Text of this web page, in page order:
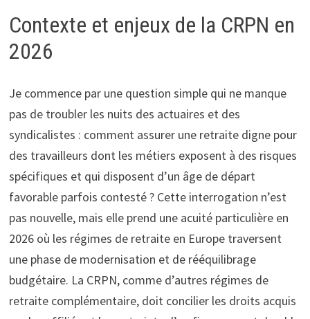
Contexte et enjeux de la CRPN en
2026
Je commence par une question simple qui ne manque
pas de troubler les nuits des actuaires et des
syndicalistes : comment assurer une retraite digne pour
des travailleurs dont les métiers exposent à des risques
spécifiques et qui disposent d’un âge de départ
favorable parfois contesté ? Cette interrogation n’est
pas nouvelle, mais elle prend une acuité particulière en
2026 où les régimes de retraite en Europe traversent
une phase de modernisation et de rééquilibrage
budgétaire. La CRPN, comme d’autres régimes de
retraite complémentaire, doit concilier les droits acquis